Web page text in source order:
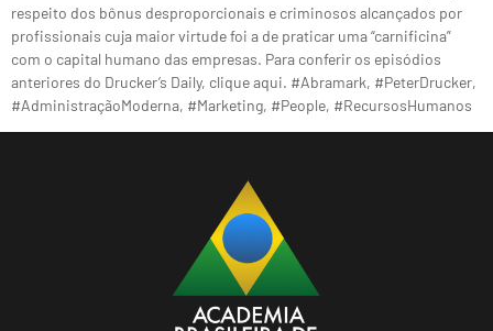
respeito dos bônus desproporcionais e criminosos alcançados por
profissionais cuja maior virtude foi a de praticar uma “carnificina”
com o capital humano das empresas. Para conferir os episódios
anteriores do Drucker’s Daily, clique aqui. #Abramark, #PeterDrucker,
#AdministraçãoModerna, #Marketing, #People, #RecursosHumanos